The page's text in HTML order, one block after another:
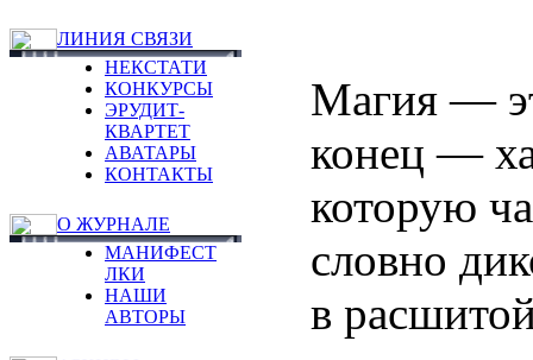
ЛИНИЯ СВЯЗИ
НЕКСТАТИ
КОНКУРСЫ
ЭРУДИТ-
КВАРТЕТ
АВАТАРЫ
КОНТАКТЫ
О ЖУРНАЛЕ
МАНИФЕСТ
ЛКИ
НАШИ
АВТОРЫ
Магия —
конец —
которую
словно
в